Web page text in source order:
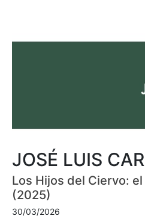
JOSÉ LUIS
Los Hijos del Ciervo:
(2025)
30/03/2026